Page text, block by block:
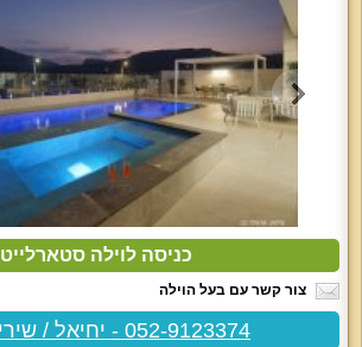
כניסה לוילה סטארלייט
צור קשר עם בעל הוילה
052-9123374 - יחיאל / שירי / סיוון